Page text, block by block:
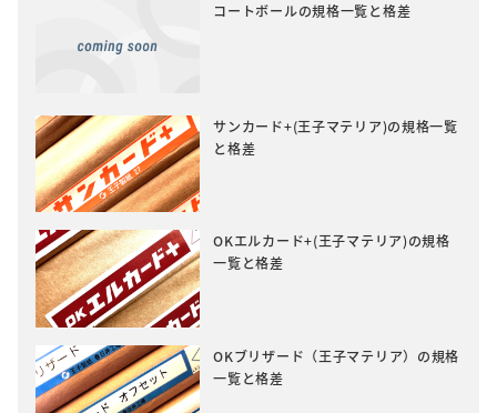
コートボールの規格一覧と格差
サンカード+(王子マテリア)の規格一覧
と格差
OKエルカード+(王子マテリア)の規格
一覧と格差
OKブリザード（王子マテリア）の規格
一覧と格差